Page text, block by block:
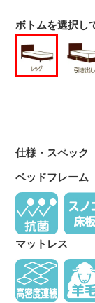
ボトムを選択し
仕様・スペック
ベッドフレーム
マットレス